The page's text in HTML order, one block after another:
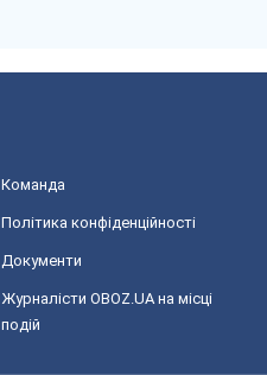
Команда
Політика конфіденційності
Документи
Журналісти OBOZ.UA на місці
подій